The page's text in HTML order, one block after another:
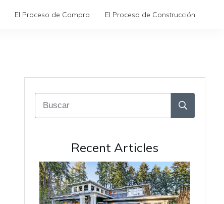
El Proceso de Compra El Proceso de Construcción
Recent Articles